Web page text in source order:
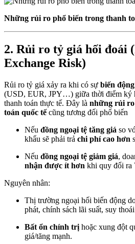
Những rủi ro phổ biến trong thanh
2. Rủi ro tỷ giá hối đoái
Exchange Risk)
Rủi ro tỷ giá xảy ra khi có sự biến
(USD, EUR, JPY…) giữa thời điểm ký
thanh toán thực tế. Đây là những rủi
toán quốc tếcũng tương đối phổ biến
Nếu đồng ngoại tệ tăng giá so
khẩu sẽ phải trả chi phí cao hơn
Nếu đồng ngoại tệ giảm giá,
nhận được ít hơn khi quy đổi ra
Nguyên nhân:
Thị trường ngoại hối biến động
phát, chính sách lãi suất, suy
Bất ổn chính trị hoặc xung đột
giá/tăng mạnh.